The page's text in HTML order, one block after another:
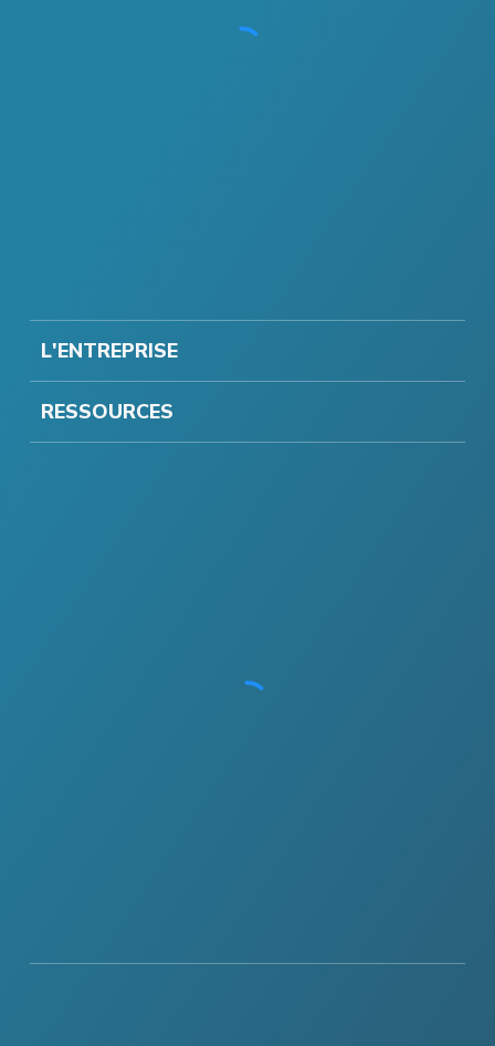
L'ENTREPRISE
RESSOURCES